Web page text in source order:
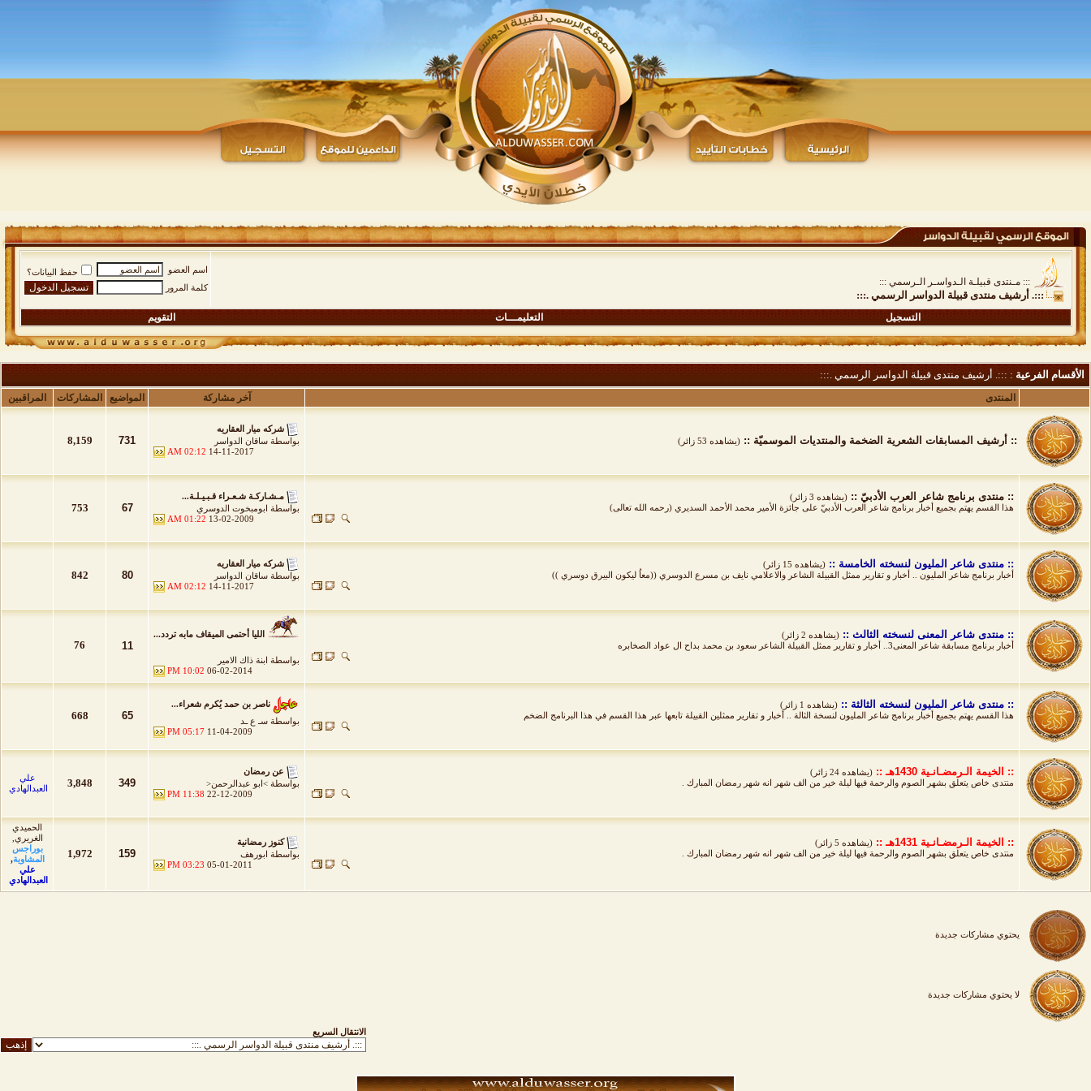
::: مـنتدى قبيلـة الـدواسـر الـرسمي :::
:::. أرشيف منتدى قبيلة الدواسر الرسمي .:::
اسم العضو
حفظ البيانات؟
كلمة المرور
التسجيل التعليمـــات التقويم
الأقسام الفرعية : :::. أرشيف منتدى قبيلة الدواسر الرسمي .:::
المنتدى آخر مشاركة المواضيع المشاركات المراقبين
:: أرشيف المسابقات الشعرية الضخمة والمنتديات الموسميّة :: (يشاهده 53 زائر)
شركه ميار العقاريه
بواسطة ساقان الدواسر
14-11-2017
02:12 AM
731
8,159
:: منتدى برنامج شاعر العرب الأدبيّ :: (يشاهده 3 زائر)
هذا القسم يهتم بجميع أخبار برنامج شاعر العرب الأدبيّ على جائزة الأمير محمد الأحمد السديري (رحمه الله تعالى)
مـشـاركـة شـعـراء قـبـيـلـة...
بواسطة ابومبخوت الدوسري
13-02-2009
01:22 AM
67
753
:: منتدى شاعر المليون لنسخته الخامسة :: (يشاهده 15 زائر)
أخبار برنامج شاعر المليون .. أخبار و تقارير ممثل القبيلة الشاعر والاعلامي نايف بن مسرع الدوسري ((معاُ ليكون البيرق دوسري ))
شركه ميار العقاريه
بواسطة ساقان الدواسر
14-11-2017
02:12 AM
80
842
:: منتدى شاعر المعنى لنسخته الثالث :: (يشاهده 2 زائر)
أخبار برنامج مسابقة شاعر المعنى3.. أخبار و تقارير ممثل القبيلة الشاعر سعود بن محمد بداح ال عواد الصخابره
الليا أحتمى الميقاف مابه تردد...
بواسطة ابنة ذاك الامير
06-02-2014
10:02 PM
11
76
:: منتدى شاعر المليون لنسخته الثالثة :: (يشاهده 1 زائر)
هذا القسم يهتم بجميع أخبار برنامج شاعر المليون لنسخة الثالة .. أخبار و تقارير ممثلين القبيلة تابعها عبر هذا القسم في هذا البرنامج الضخم
ناصر بن حمد يُكرم شعراء...
بواسطة سـ ع ـد
11-04-2009
05:17 PM
65
668
:: الخيمة الـرمضـانـية 1430هـ ::
(يشاهده 24 زائر)
منتدى خاص يتعلق بشهر الصوم والرحمة فيها ليلة خير من الف شهر انه شهر رمضان المبارك .
عن رمضان
بواسطة >ابو عبدالرحمن<
22-12-2009
11:38 PM
349
3,848
علي
العبدالهادي
:: الخيمة الـرمضـانـية 1431هـ ::
(يشاهده 5 زائر)
منتدى خاص يتعلق بشهر الصوم والرحمة فيها ليلة خير من الف شهر انه شهر رمضان المبارك .
كنوز رمضانية
بواسطة ابورهف
05-01-2011
03:23 PM
159
1,972
الحميدي
الغريري
بوراجس
المشاوية,
علي
العبدالهادي
يحتوي مشاركات جديدة
لا يحتوي مشاركات جديدة
الانتقال السريع